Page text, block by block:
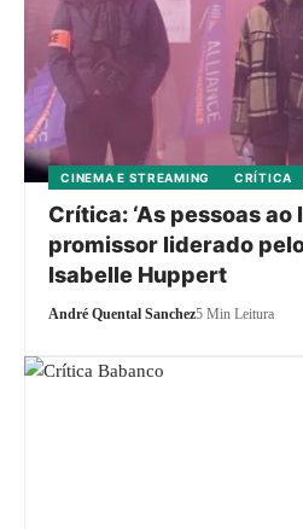
CINEMA E STREAMING CRÍTICA
Crítica: ‘As pessoas ao
promissor liderado
Isabelle Huppert
André Quental Sanchez5 Min Leitura